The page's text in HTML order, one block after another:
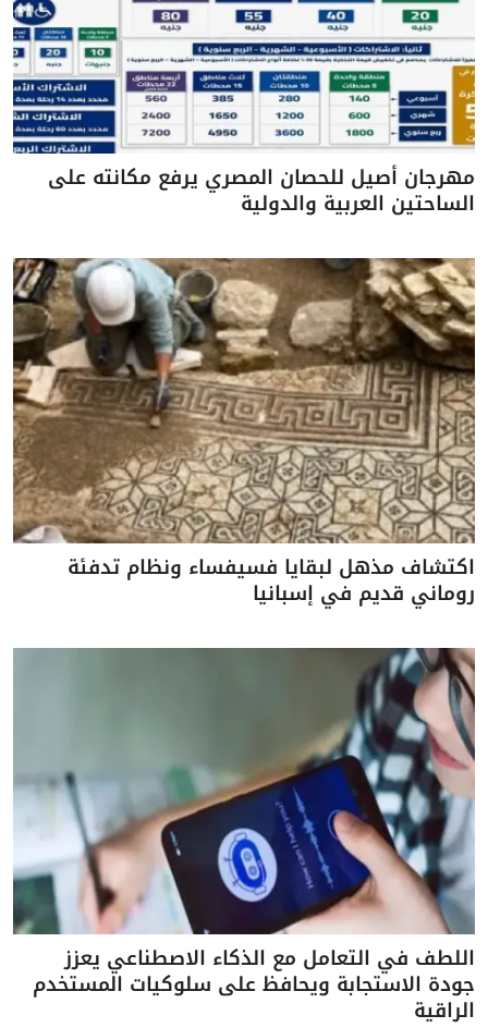
مهرجان أصيل للحصان المصري يرفع مكانته على
الساحتين العربية والدولية
اكتشاف مذهل لبقايا فسيفساء ونظام تدفئة
روماني قديم في إسبانيا
اللطف في التعامل مع الذكاء الاصطناعي يعزز
جودة الاستجابة ويحافظ على سلوكيات المستخدم
الراقية